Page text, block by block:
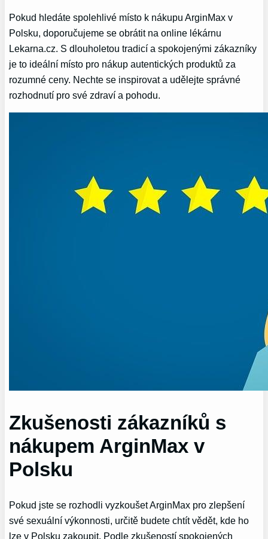
Pokud hledáte spolehlivé místo k ⁣nákupu ArginMax v
Polsku, doporučujeme​ se obrátit na online lékárnu
Lekarna.cz. S ⁢dlouholetou tradicí a spokojenými zákazníky
je to ideální místo pro ​nákup autentických produktů za
rozumné ceny. Nechte se inspirovat a​ udělejte​ správné
rozhodnutí pro své zdraví‌ a pohodu.
Zkušenosti zákazníků s
nákupem ArginMax v
Polsku
Pokud jste se‍ rozhodli‌ vyzkoušet ArginMax ⁢pro zlepšení
své sexuální výkonnosti,⁤ určitě budete chtít vědět, kde⁤ ho
lze v Polsku zakoupit. Podle zkušeností spokojených